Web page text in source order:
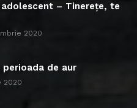
– Tinerețe, te
2020
de aur
2020